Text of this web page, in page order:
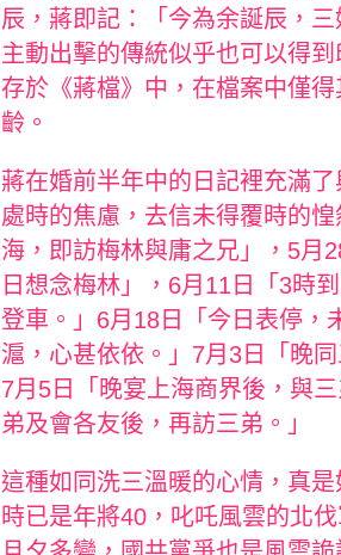
辰，蔣即記：「今為余誕辰，
主動出擊的傳統似乎也可以得
存於《蔣檔》中，在檔案中僅
齡。
蔣在婚前半年中的日記裡充滿
處時的焦慮，去信未得覆時的
海，即訪梅林與庸之兄」，5月
日想念梅林」，6月11日「3時
登車。」6月18日「今日表停，
滬，心甚依依。」7月3日「晚
7月5日「晚宴上海商界後，與
弟及會各友後，再訪三弟。」
這種如同洗三溫暖的心情，真
時已是年將40，叱吒風雲的北